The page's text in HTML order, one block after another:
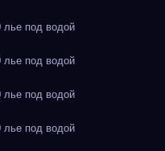
под водой
под водой
под водой
под водой